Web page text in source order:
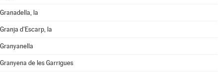
Granadella, la
Granja d'Escarp, la
Granyanella
Granyena de les Garrigues